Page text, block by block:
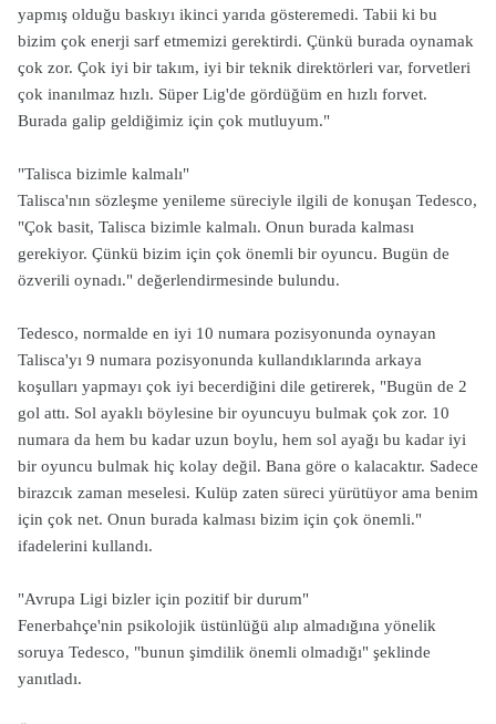
yapmış olduğu baskıyı ikinci yarıda gösteremedi. Tabii ki bu
bizim çok enerji sarf etmemizi gerektirdi. Çünkü burada oynamak
çok zor. Çok iyi bir takım, iyi bir teknik direktörleri var, forvetleri
çok inanılmaz hızlı. Süper Lig'de gördüğüm en hızlı forvet.
Burada galip geldiğimiz için çok mutluyum."
"Talisca bizimle kalmalı"
Talisca'nın sözleşme yenileme süreciyle ilgili de konuşan Tedesco,
"Çok basit, Talisca bizimle kalmalı. Onun burada kalması
gerekiyor. Çünkü bizim için çok önemli bir oyuncu. Bugün de
özverili oynadı." değerlendirmesinde bulundu.
Tedesco, normalde en iyi 10 numara pozisyonunda oynayan
Talisca'yı 9 numara pozisyonunda kullandıklarında arkaya
koşulları yapmayı çok iyi becerdiğini dile getirerek, "Bugün de 2
gol attı. Sol ayaklı böylesine bir oyuncuyu bulmak çok zor. 10
numara da hem bu kadar uzun boylu, hem sol ayağı bu kadar iyi
bir oyuncu bulmak hiç kolay değil. Bana göre o kalacaktır. Sadece
birazcık zaman meselesi. Kulüp zaten süreci yürütüyor ama benim
için çok net. Onun burada kalması bizim için çok önemli."
ifadelerini kullandı.
"Avrupa Ligi bizler için pozitif bir durum"
Fenerbahçe'nin psikolojik üstünlüğü alıp almadığına yönelik
soruya Tedesco, "bunun şimdilik önemli olmadığı" şeklinde
yanıtladı.